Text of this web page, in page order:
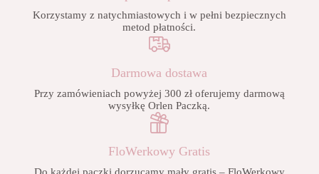
Korzystamy z natychmiastowych i w pełni bezpiecznych
metod płatności.
Darmowa dostawa
Przy zamówieniach powyżej 300 zł oferujemy darmową
wysyłkę Orlen Paczką.
FloWerkowy Gratis